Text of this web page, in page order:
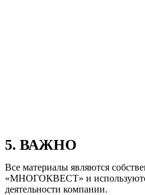
5. ВАЖНО
Все материалы являются
«МНОГОКВЕСТ» и
деятельности компании.